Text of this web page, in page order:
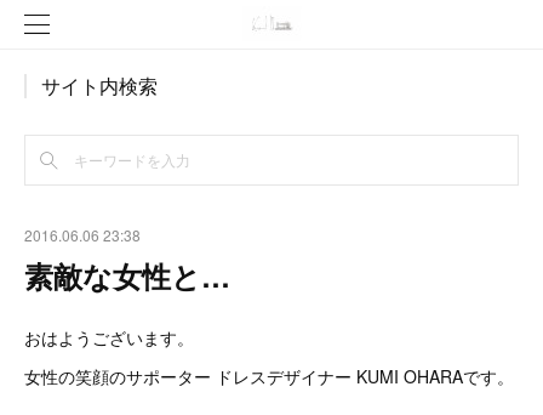
サイト内検索
2016.06.06 23:38
素敵な女性と…
おはようございます。
女性の笑顔のサポーター ドレスデザイナー KUMI OHARAです。